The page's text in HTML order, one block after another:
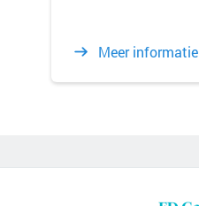
Meer informatie